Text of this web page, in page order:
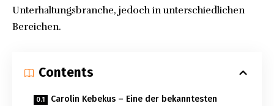
Unterhaltungsbranche, jedoch in unterschiedlichen
Bereichen.
Contents
Carolin Kebekus – Eine der bekanntesten